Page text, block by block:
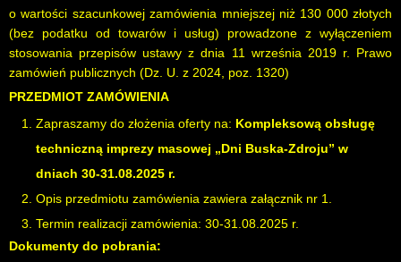
o wartości szacunkowej zamówienia mniejszej niż 130 000 złotych
(bez podatku od towarów i usług) prowadzone z wyłączeniem
stosowania przepisów ustawy z dnia 11 września 2019 r. Prawo
zamówień publicznych (Dz. U. z 2024, poz. 1320)
PRZEDMIOT ZAMÓWIENIA
Zapraszamy do złożenia oferty na: Kompleksową obsługę
techniczną imprezy masowej „Dni Buska-Zdroju” w
dniach 30-31.08.2025 r.
Opis przedmiotu zamówienia zawiera załącznik nr 1.
Termin realizacji zamówienia: 30-31.08.2025 r.
Dokumenty do pobrania: